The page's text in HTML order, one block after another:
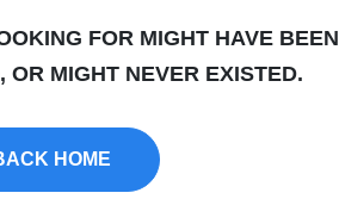
FOR MIGHT HAVE BEEN
OR MIGHT NEVER EXISTED.
HOME